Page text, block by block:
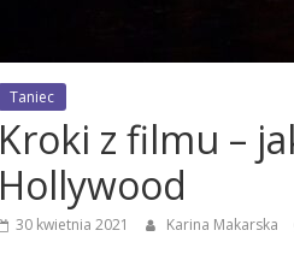
Taniec
Kroki z filmu –
Hollywood
30 kwietnia 2021 Karina Makarska